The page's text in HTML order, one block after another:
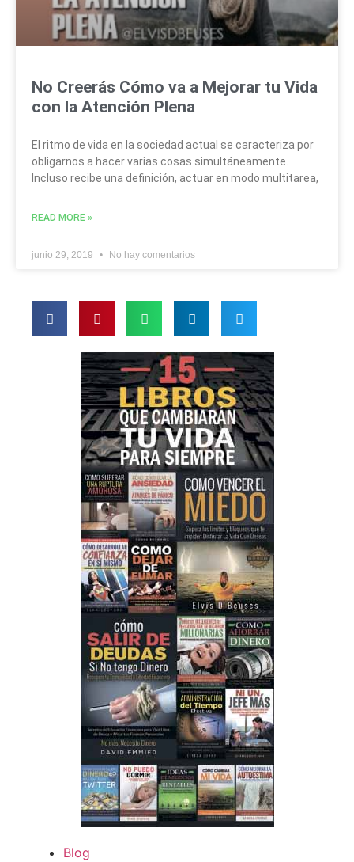
No Creerás Cómo va a Mejorar tu Vida
con la Atención Plena
El ritmo de vida en la sociedad actual se caracteriza por
obligarnos a hacer varias cosas simultáneamente.
Incluso recibe una definición, actuar en modo multitarea,
READ MORE »
junio 29, 2019 No hay comentarios
Blog